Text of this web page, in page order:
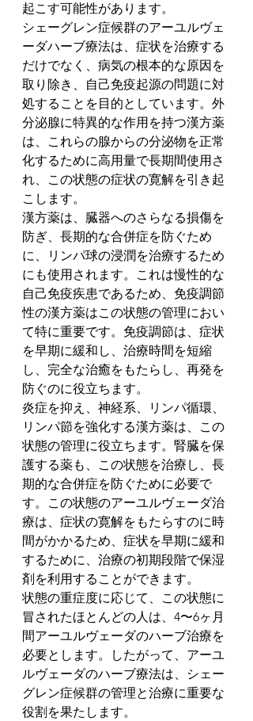
起こす可能性があります。
シェーグレン症候群のアーユルヴェ
ーダハーブ療法は、症状を治療する
だけでなく、病気の根本的な原因を
取り除き、自己免疫起源の問題に対
処することを目的としています。外
分泌腺に特異的な作用を持つ漢方薬
は、これらの腺からの分泌物を正常
化するために高用量で長期間使用さ
れ、この状態の症状の寛解を引き起
こします。
漢方薬は、臓器へのさらなる損傷を
防ぎ、長期的な合併症を防ぐため
に、リンパ球の浸潤を治療するため
にも使用されます。これは慢性的な
自己免疫疾患であるため、免疫調節
性の漢方薬はこの状態の管理におい
て特に重要です。免疫調節は、症状
を早期に緩和し、治療時間を短縮
し、完全な治癒をもたらし、再発を
防ぐのに役立ちます。
炎症を抑え、神経系、リンパ循環、
リンパ節を強化する漢方薬は、この
状態の管理に役立ちます。腎臓を保
護する薬も、この状態を治療し、長
期的な合併症を防ぐために必要で
す。この状態のアーユルヴェーダ治
療は、症状の寛解をもたらすのに時
間がかかるため、症状を早期に緩和
するために、治療の初期段階で保湿
剤を利用することができます。
状態の重症度に応じて、この状態に
冒されたほとんどの人は、4〜6ヶ月
間アーユルヴェーダのハーブ治療を
必要とします。したがって、アーユ
ルヴェーダのハーブ療法は、シェー
グレン症候群の管理と治療に重要な
役割を果たします。